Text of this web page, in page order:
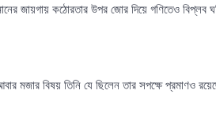
জায়গায় কঠোরতার উপর জোর দিয়ে গণিতেও বিপ্লব
মজার বিষয় তিনি যে ছিলেন তার সপক্ষে প্রমাণও